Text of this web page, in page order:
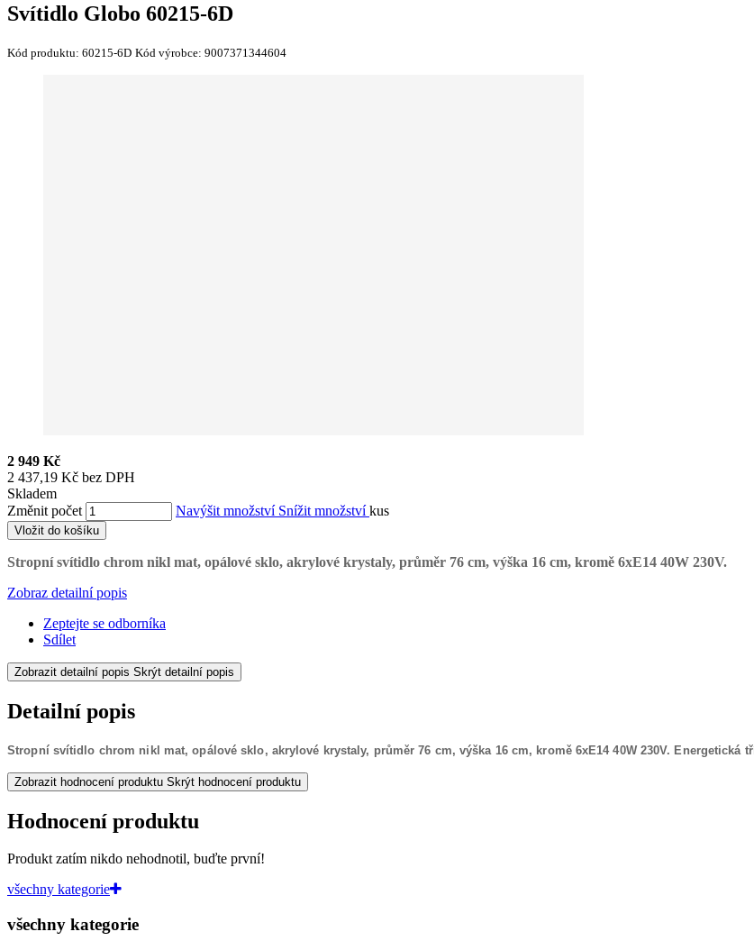
Svítidlo Globo 60215-6D
Kód produktu: 60215-6D Kód výrobce: 9007371344604
2 949 Kč
2 437,19 Kč bez DPH
Skladem
Změnit počet
Navýšit množství Snížit množstvíkus
Vložit do košíku
Stropní svítidlo chrom nikl mat, opálové sklo, akrylové krystaly, průměr 76 cm, výška 16 cm, kromě 6xE14 40W 230V.
Zobraz detailní popis
Zeptejte se odborníka
Sdílet
Zobrazit detailní popis Skrýt detailní popis
Detailní popis
Stropní svítidlo chrom nikl mat, opálové sklo, akrylové krystaly, průměr 76 cm, výška 16 cm, kromě 6xE14 40W 230V. Energetická
Zobrazit hodnocení produktu Skrýt hodnocení produktu
Hodnocení produktu
Produkt zatím nikdo nehodnotil, buďte první!
všechny kategorie
všechny kategorie